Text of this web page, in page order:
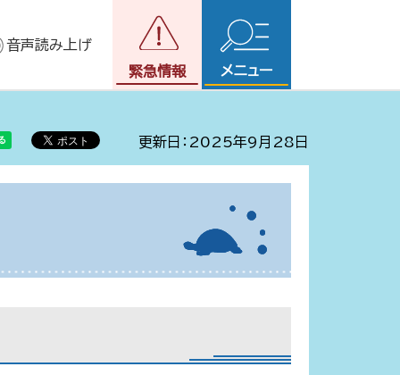
音声読み上げ
緊急情報
メニュー
更新日：2025年9月28日